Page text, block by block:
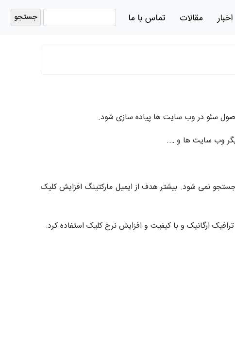
اخبار مقالات تماس با ما
اصول سئو در وب سایت ها پیاده سازی شود.
دیگر وب سایت ها و ….
جستجو نمی شود. بیشتر هدف از ایمیل مارکتینگ افزایش کلیک